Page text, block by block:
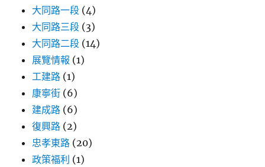
大同路一段 (4)
大同路三段 (3)
大同路二段 (14)
展覽情報 (1)
工建路 (1)
康寧街 (6)
建成路 (6)
復興路 (2)
忠孝東路 (20)
政策福利 (1)